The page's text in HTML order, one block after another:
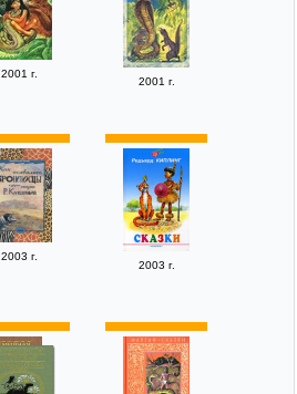
2001 г.
2001 г.
2003 г.
2003 г.